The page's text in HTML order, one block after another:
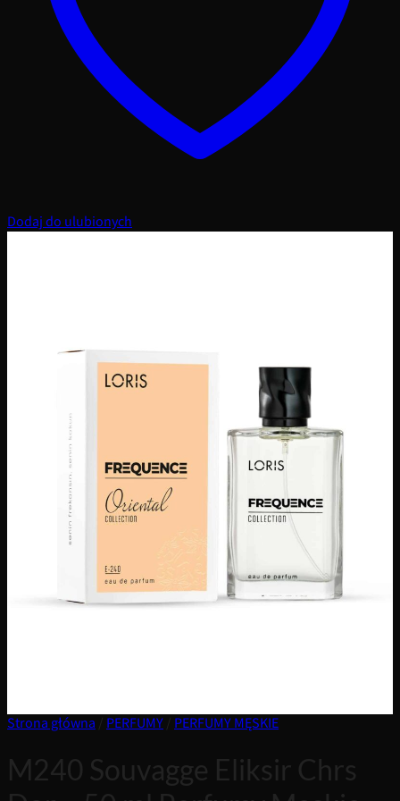
Dodaj do ulubionych
Strona główna PERFUMY PERFUMY MĘSKIE
M240 Souvagge Eliksir Chrs